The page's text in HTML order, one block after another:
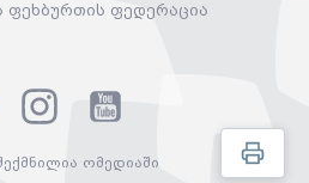
ფეხბურთის ფედერაცია
ომედიაში